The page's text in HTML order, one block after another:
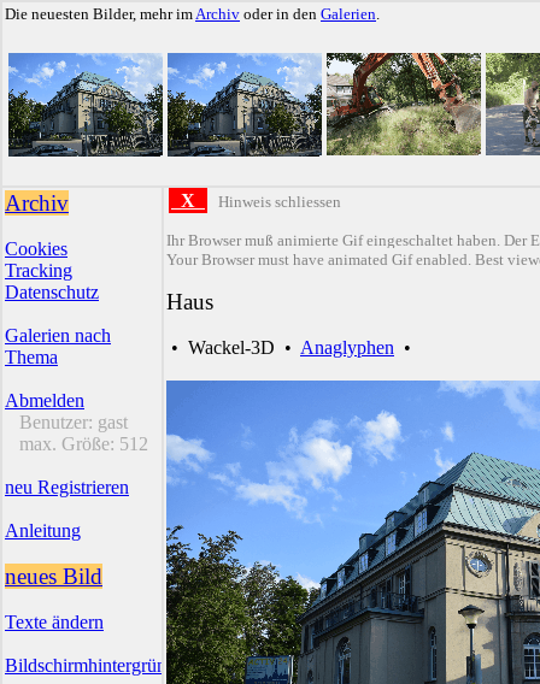
Die neuesten Bilder, mehr imArchiv oder in den Galerien.
Archiv
Cookies
Tracking
Datenschutz
Galerien nach
Thema
Abmelden
Benutzer: gast
max. Größe: 512
neu Registrieren
Anleitung
neues Bild
Texte ändern
Bildschirmhintergründe
X Hinweis schliessen
Ihr Browser muß animierte Gif eingeschaltet haben. Der
Your Browser must have animated Gif enabled. Best
Haus
• Wackel-3D • Anaglyphen •